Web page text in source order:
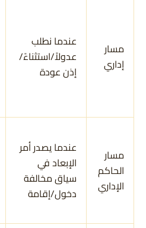
مسار
إداري
عندما نطلب
عدولاً/استثناءً/
إذن عودة
مسار
الحاكم
الإداري
عندما يصدر أمر
الإبعاد في
سياق مخالفة
دخول/إقامة